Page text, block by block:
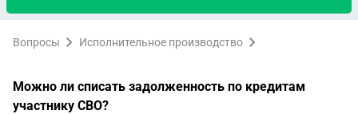
Вопросы Исполнительное производство
Можно ли списать задолженность по кредитам
участнику СВО?